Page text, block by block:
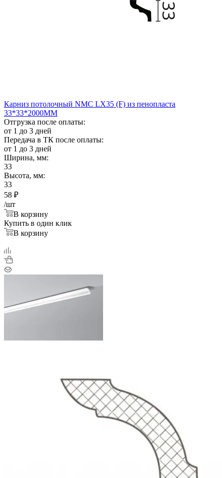
Карниз потолочный NMС LX35 (F) из пенопласта
33*33*2000ММ
Отгрузка после оплаты:
от 1 до 3 дней
Передача в ТК после оплаты:
от 1 до 3 дней
Ширина, мм:
33
Высота, мм:
33
58 ₽
/шт
В корзину
Купить в один клик
В корзину